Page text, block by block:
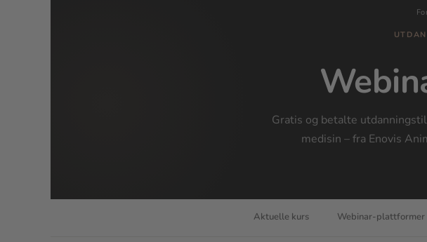
Gratis og betalte
medisin – fra Enovis
Aktuelle kurs Webinar-plattformer